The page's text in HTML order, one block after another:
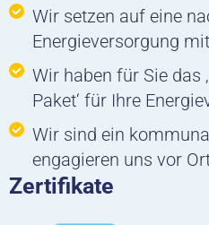
Wir setzen auf eine
Energieversorgung
Wir haben für Sie das
Paket‘ für Ihre
Wir sind ein
engagieren uns vor
Zertifikate